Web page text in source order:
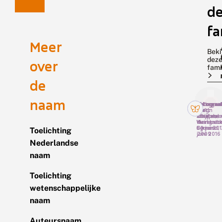
Meer
over
de
naam
Toelichting
Nederlandse
naam
Toelichting
wetenschappelijke
naam
deze
Huig
Bouter,
30 juni
2009
Luc
Egmond,
juni 2016
Martin
Scheper,
6 juni
Bert